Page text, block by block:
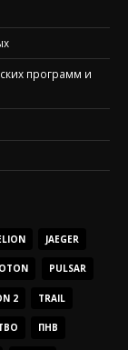
программ и
JAEGER
PULSAR
2 TRAIL
ПНВ